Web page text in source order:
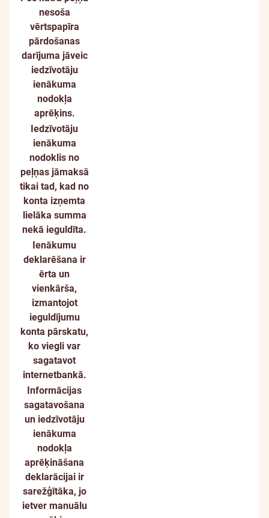
nesoša
vērtspapīra
pārdošanas
darījuma jāveic
iedzīvotāju
ienākuma
nodokļa
aprēķins.
Iedzīvotāju
ienākuma
nodoklis no
peļņas jāmaksā
tikai tad, kad no
konta izņemta
lielāka summa
nekā ieguldīta.
Ienākumu
deklarēšana ir
ērta un
vienkārša,
izmantojot
ieguldījumu
konta pārskatu,
ko viegli var
sagatavot
internetbankā.
Informācijas
sagatavošana
un iedzīvotāju
ienākuma
nodokļa
aprēķināšana
deklarācijai ir
sarežģītāka, jo
ietver manuālu